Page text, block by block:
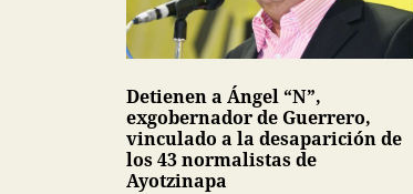
Detienen a Ángel “N”,
exgobernador de Guerrero,
vinculado a la desaparición de
los 43 normalistas de
Ayotzinapa